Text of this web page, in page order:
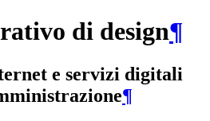
di design¶
e servizi digitali
¶